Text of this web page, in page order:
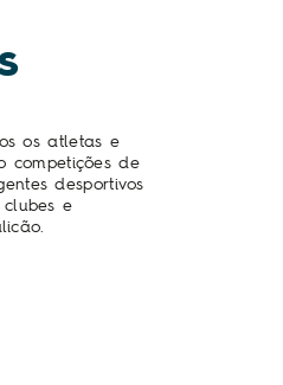
os atletas e
competições de
desportivos
e